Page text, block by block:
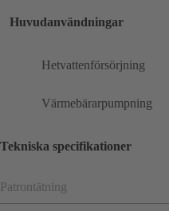
Huvudanvändningar
Hetvattenförsörjning
Värmebärarpumpning
Tekniska specifikationer
Patrontätning